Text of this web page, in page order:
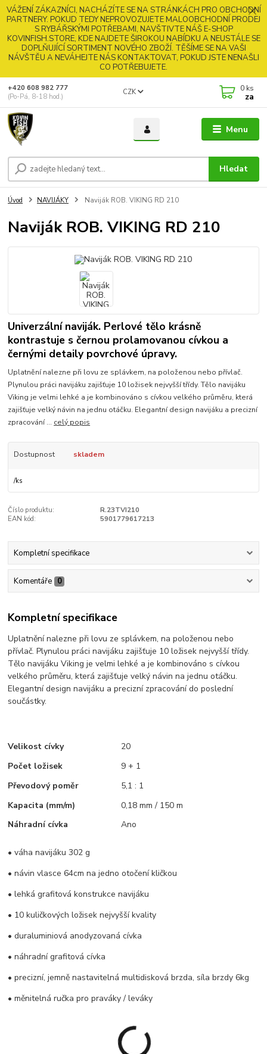
VÁŽENÍ ZÁKAZNÍCI, NACHÁZÍTE SE NA STRÁNKÁCH PRO OBCHODNÍ
PARTNERY. POKUD TEDY NEPROVOZUJETE MALOOBCHODNÍ PRODEJ
S RYBÁŘSKÝMI POTŘEBAMI, NAVŠTIVTE NÁŠ E-SHOP
KOVINFISH.STORE, KDE NAJDETE ŠIROKOU NABÍDKU A NEUSTÁLE SE
DOPLŇUJÍCÍ SORTIMENT NOVÉHO ZBOŽÍ. TĚŠÍME SE NA VAŠI
NÁVŠTĚU A NEVÁHEJTE NÁS KONTAKTOVAT, POKUD JSTE NENAŠLI
CO POTŘEBUJETE.
Menu
CZK
Hledat
+420 608 982 777
(Po-Pá, 8-18 hod.)
0 ks
za
Úvod NAVIJÁKY Naviják ROB. VIKING RD 210
Naviják ROB. VIKING RD 210
Univerzální naviják. Perlové tělo krásně
kontrastuje s černou prolamovanou cívkou a
černými detaily povrchové úpravy.
Uplatnění nalezne při lovu ze splávkem, na položenou nebo přívlač.
Plynulou práci navijáku zajišťuje 10 ložisek nejvyšší třídy. Tělo navijáku
Viking je velmi lehké a je kombinováno s cívkou velkého průměru, která
zajišťuje velký návin na jednu otáčku. Elegantní design navijáku a precizní
zpracování ... celý popis
Dostupnost skladem
/ks
Číslo produktu:
R.23TVI210
EAN kód:
5901779617213
Kompletní specifikace
Komentáře 0
Kompletní specifikace
Uplatnění nalezne při lovu ze splávkem, na položenou nebo
přívlač. Plynulou práci navijáku zajišťuje 10 ložisek nejvyšší třídy.
Tělo navijákuViking je velmi lehké a je kombinováno s cívkou
velkého průměru, která zajišťuje velký návin na jednu otáčku.
Elegantní design navijáku a precizní zpracování do poslední
součástky.
Velikost cívky
20
Počet ložisek
9 + 1
Převodový poměr
5,1 : 1
Kapacita (mm/m)
0,18 mm / 150 m
Náhradní cívka
Ano
• váha navijáku 302 g
• návin vlasce 64cm na jedno otočení kličkou
• lehká grafitová konstrukce navijáku
• 10 kuličkových ložisek nejvyšší kvality
• duraluminiová anodyzovaná cívka
• náhradní grafitová cívka
• precizní, jemně nastavitelná multidisková brzda, síla brzdy 6kg
• měnitelná ručka pro praváky / leváky